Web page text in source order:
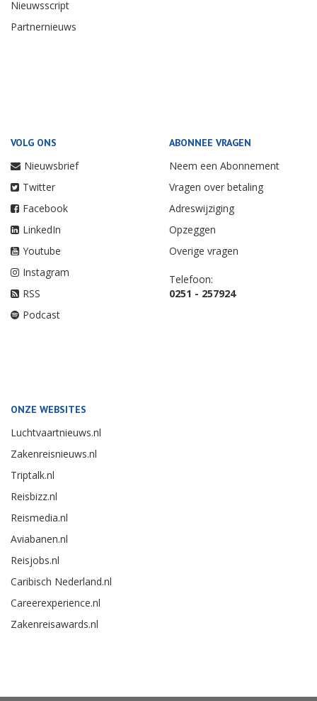
Nieuwsscript
Partnernieuws
VOLG ONS
Nieuwsbrief
Twitter
Facebook
LinkedIn
Youtube
Instagram
RSS
Podcast
ABONNEE VRAGEN
Neem een Abonnement
Vragen over betaling
Adreswijziging
Opzeggen
Overige vragen
Telefoon:
0251 - 257924
ONZE WEBSITES
Luchtvaartnieuws.nl
Zakenreisnieuws.nl
Triptalk.nl
Reisbizz.nl
Reismedia.nl
Aviabanen.nl
Reisjobs.nl
Caribisch Nederland.nl
Careerexperience.nl
Zakenreisawards.nl